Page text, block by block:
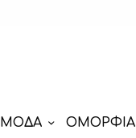
ΜΟΔΑ ΟΜΟΡΦΙΑ